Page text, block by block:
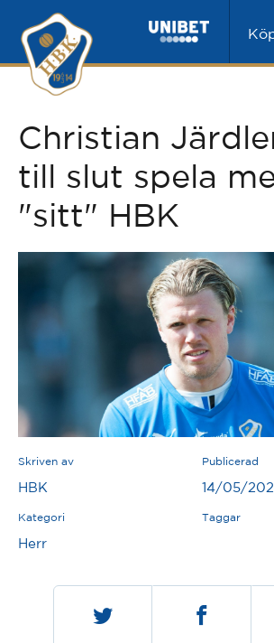
Christian
till slut spela
"sitt" HBK
Skriven av
HBK
Publicerad
14/05/
Kategori
Herr
Taggar